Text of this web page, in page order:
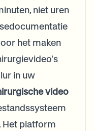
niet uren
het maken
in uw
video
Het platform